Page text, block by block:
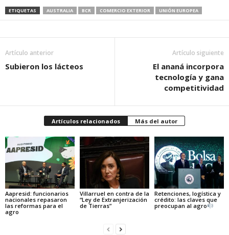
ETIQUETAS AUSTRALIA BCR COMERCIO EXTERIOR UNIÓN EUROPEA
Artículo anterior
Subieron los lácteos
Artículo siguiente
El ananá incorpora
tecnología y gana
competitividad
Artículos relacionados Más del autor
Aapresid: funcionarios
nacionales repasaron
las reformas para el
agro
Villarruel en contra de la
“Ley de Extranjerización
de Tierras”
Retenciones, logística y
crédito: las claves que
preocupan al agro